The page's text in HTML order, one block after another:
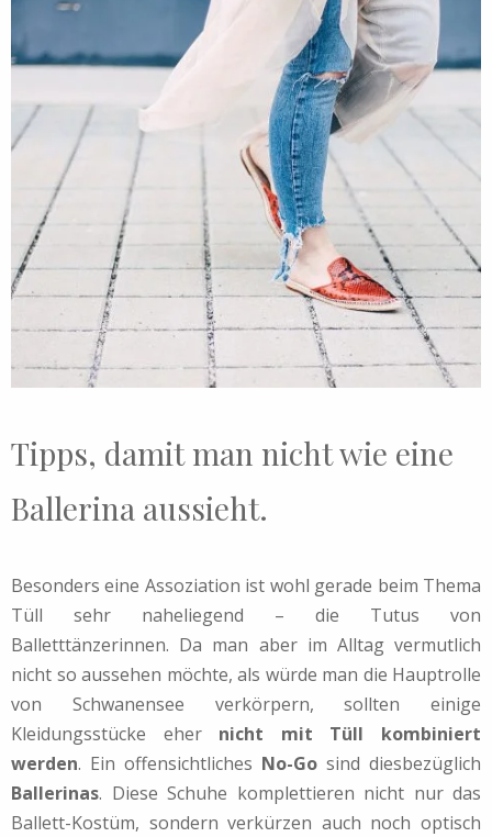
Tipps, damit man nicht wie eine
Ballerina aussieht.
Besonders eine Assoziation ist wohl gerade beim Thema
Tüll sehr naheliegend – die Tutus von
Balletttänzerinnen. Da man aber im Alltag vermutlich
nicht so aussehen möchte, als würde man die Hauptrolle
von Schwanensee verkörpern, sollten einige
Kleidungsstücke eher nicht mit Tüll kombiniert
werden. Ein offensichtliches No-Go sind diesbezüglich
Ballerinas. Diese Schuhe komplettieren nicht nur das
Ballett-Kostüm, sondern verkürzen auch noch optisch